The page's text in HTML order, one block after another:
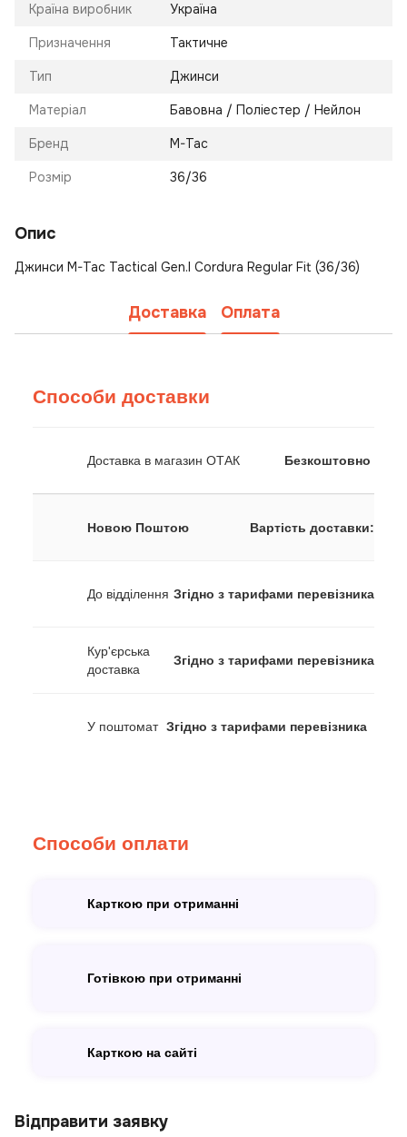
Країна виробник Україна
Призначення Тактичне
Тип Джинси
Матеріал Бавовна / Поліестер / Нейлон
Бренд M-Tac
Розмір 36/36
Опис
Джинси M-Tac Tactical Gen.I Cordura Regular Fit (36/36)
Доставка Оплата
Способи доставки
Доставка в магазин ОТАК Безкоштовно
Новою Поштою Вартість доставки:
До відділення Згідно з тарифами перевізника
Кур'єрська
доставка
Згідно з тарифами перевізника
У поштомат Згідно з тарифами перевізника
Способи оплати
Карткою при отриманні
Готівкою при отриманні
Карткою на сайті
Відправити заявку